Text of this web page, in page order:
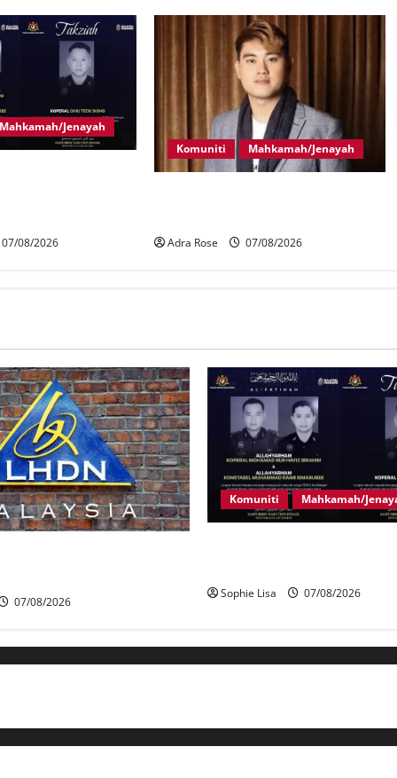
Jenayah
08/2026
Komuniti Mahkamah/Jenayah
Adra Rose 07/08/2026
07/08/2026
Komuniti Mahkamah/
Sophie Lisa 07/08/2026